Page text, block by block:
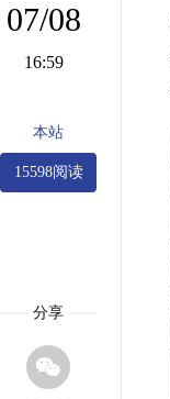
07/08
16:59
本站
15598阅读
分享
